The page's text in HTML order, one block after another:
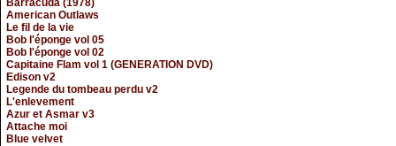
Barracuda (1978)
American Outlaws
Le fil de la vie
Bob l'éponge vol 05
Bob l'éponge vol 02
Capitaine Flam vol 1 (GENERATION DVD)
Edison v2
Legende du tombeau perdu v2
L'enlevement
Azur et Asmar v3
Attache moi
Blue velvet